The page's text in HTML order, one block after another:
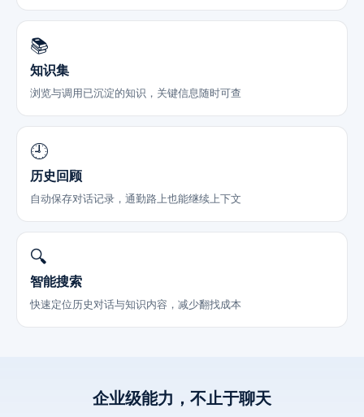
📚
知识集
浏览与调用已沉淀的知识，关键信息随时可查
🕘
历史回顾
自动保存对话记录，通勤路上也能继续上下文
🔍
智能搜索
快速定位历史对话与知识内容，减少翻找成本
企业级能力，不止于聊天